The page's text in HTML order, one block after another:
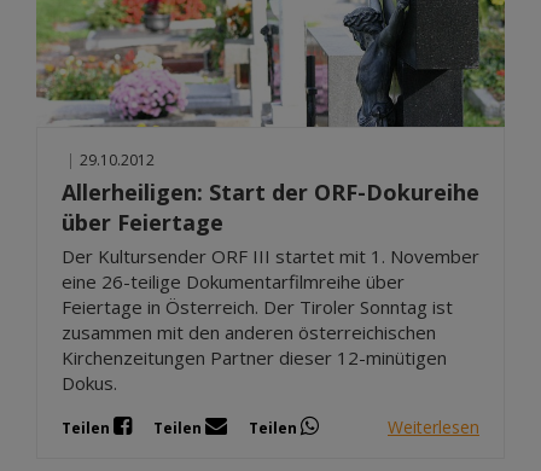
| 29.10.2012
Allerheiligen: Start der ORF-Dokureihe
über Feiertage
Der Kultursender ORF III startet mit 1. November
eine 26-teilige Dokumentarfilmreihe über
Feiertage in Österreich. Der Tiroler Sonntag ist
zusammen mit den anderen österreichischen
Kirchenzeitungen Partner dieser 12-minütigen
Dokus.
Teilen Teilen Teilen Weiterlesen